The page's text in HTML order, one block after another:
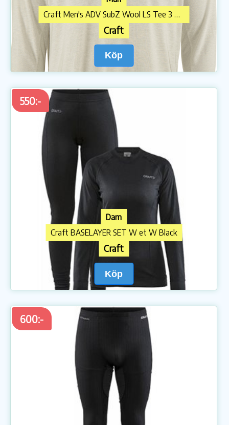
Craft Men's ADV SubZ Wool LS Tee 3 Cloud/melange
Craft
Köp
550:-
Dam
Craft BASELAYER SET W et W Black
Craft
Köp
600:-